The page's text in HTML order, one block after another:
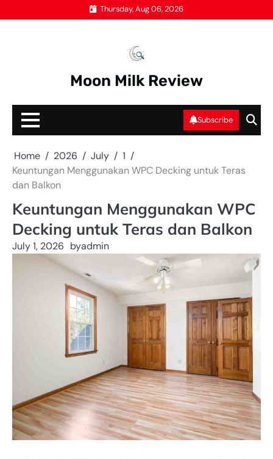
to
Thursday, Aug 06, 2026
Moon Milk Review
Subscribe
Home 2026 July
1
Keuntungan Menggunakan WPC Decking untuk Teras
dan Balkon
Keuntungan Menggunakan WPC
Decking untuk Teras dan Balkon
July 1, 2026 byadmin